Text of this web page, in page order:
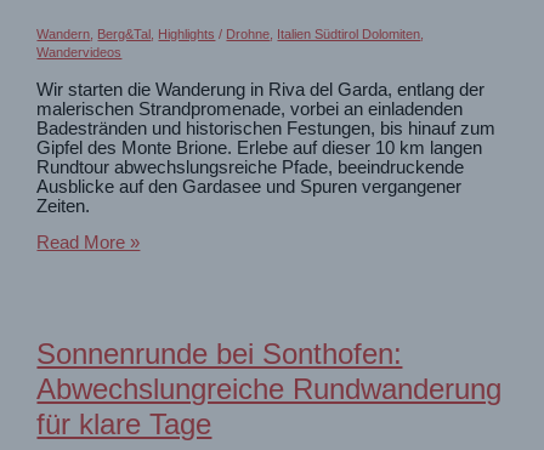
Wandern Berg&Tal Highlights / Drohne Italien Südtirol Dolomiten
Wandervideos
Wir starten die Wanderung in Riva del Garda, entlang der
malerischen Strandpromenade, vorbei an einladenden
Badestränden und historischen Festungen, bis hinauf zum
Gipfel des Monte Brione. Erlebe auf dieser 10 km langen
Rundtour abwechslungsreiche Pfade, beeindruckende
Ausblicke auf den Gardasee und Spuren vergangener
Zeiten.​
Gardasee:
zum
Monte
Brione:
Natur,
Geschichte
und
Read More »
Sonnenrunde bei Sonthofen:
Abwechslungreiche Rundwanderung
für klare Tage